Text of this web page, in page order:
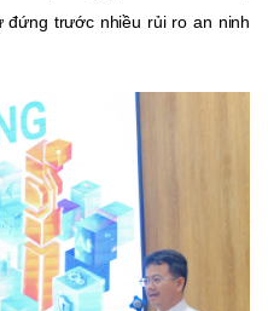
đứng trước nhiều rủi ro an ninh